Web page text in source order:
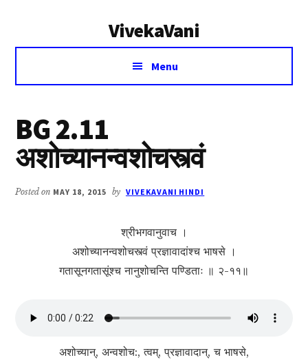
VivekaVani
Voice
Vivekananda
Menu
BG 2.11
अशोच्यानन्वशोचस्त्वं
Posted on MAY 18, 2015 by VIVEKAVANI HINDI
श्रीभगवानुवाच ।
अशोच्यानन्वशोचस्त्वं प्रज्ञावादांश्च भाषसे ।
गतासूनगतासूंश्च नानुशोचन्ति पण्डिताः ॥ २-११॥
अशोच्यान्, अन्वशोच:, त्वम्, प्रज्ञावादान्, च भाषसे,